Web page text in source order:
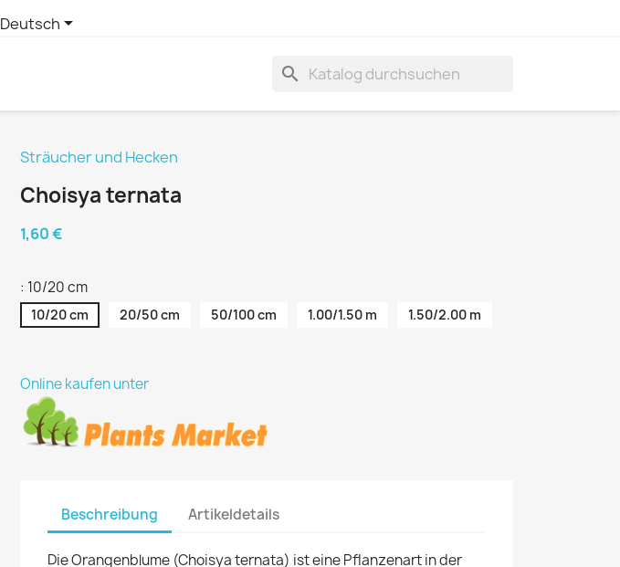
Deutsch
search
Sträucher und Hecken
Choisya ternata
1,60 €
: 10/20 cm
10/20 cm 20/50 cm 50/100 cm 1.00/1.50 m 1.50/2.00 m
Online kaufen unter
Beschreibung Artikeldetails
Die Orangenblume (Choisya ternata) ist eine Pflanzenart in der